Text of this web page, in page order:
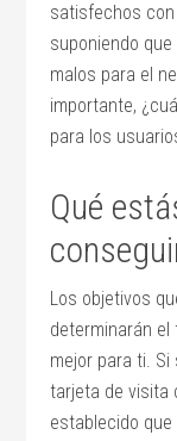
satisfechos
suponiendo
malos para el
importante,
para los
Qué
Los objetivos
determinarán
mejor para ti.
tarjeta de visita
establecido